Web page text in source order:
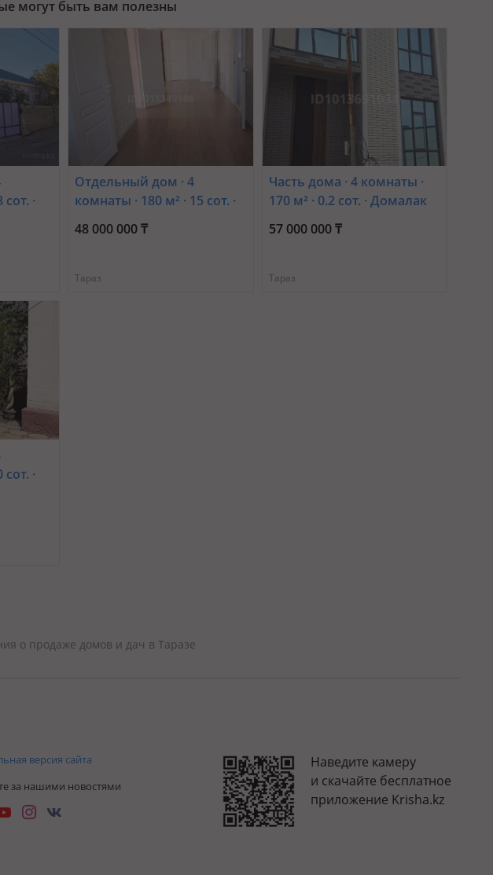
могут быть вам полезны
·
Отдельный дом · 4
комнаты · 180 м² · 15 сот. ·
3пер, Заречная 36
48 000 000 ₸
Тараз
Часть дома · 4 комнаты ·
170 м² · 0.2 сот. · Домалак
Ана 490 кв5 —
Микрорайон Арай
57 000 000 ₸
Тараз
·
о продаже домов и дач в Таразе
версия сайта
за нашими новостями
Наведите камеру
и скачайте бесплатное
приложение Krisha.kz